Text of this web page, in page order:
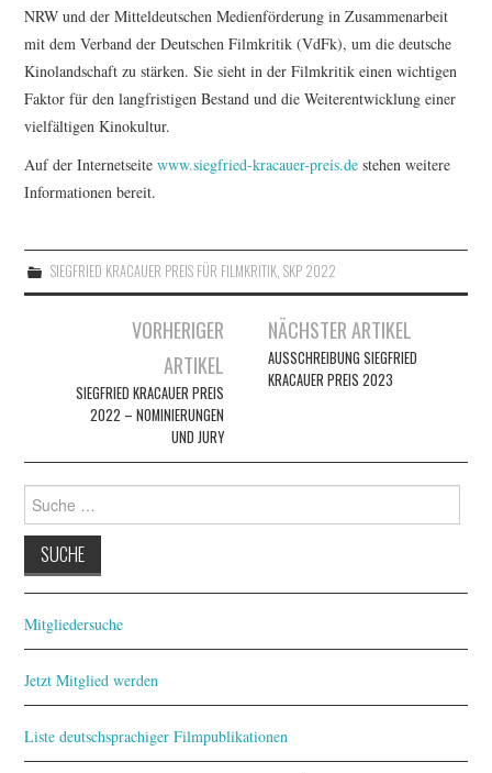
NRW und der Mitteldeutschen Medienförderung in Zusammenarbeit
mit dem Verband der Deutschen Filmkritik (VdFk), um die deutsche
Kinolandschaft zu stärken. Sie sieht in der Filmkritik einen wichtigen
Faktor für den langfristigen Bestand und die Weiterentwicklung einer
vielfältigen Kinokultur.
Auf der Internetseitewww.siegfried-kracauer-preis.de stehen weitere
Informationen bereit.
SIEGFRIED KRACAUER PREIS FÜR FILMKRITIK, SKP 2022
VORHERIGER
ARTIKEL
SIEGFRIED KRACAUER PREIS
2022 – NOMINIERUNGEN
UND JURY
NÄCHSTER ARTIKEL
AUSSCHREIBUNG SIEGFRIED
KRACAUER PREIS 2023
nach:
Mitgliedersuche
Jetzt Mitglied werden
Liste deutschsprachiger Filmpublikationen